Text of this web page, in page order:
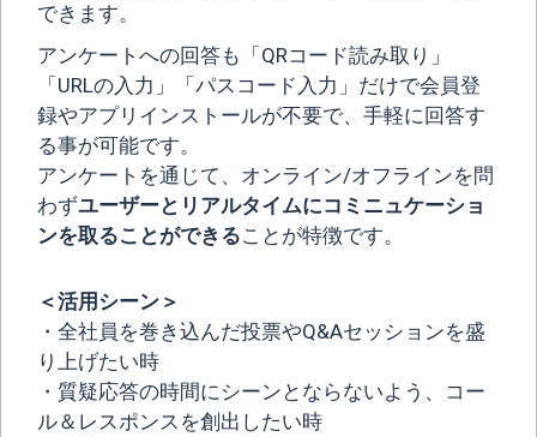
できます。
アンケートへの回答も「QRコード読み取り」
「URLの入力」「パスコード入力」だけで会員登
録やアプリインストールが不要で、手軽に回答す
る事が可能です。
アンケートを通じて、オンライン/オフラインを問
わずユーザーとリアルタイムにコミニュケーショ
ンを取ることができることが特徴です。
＜活用シーン＞
・全社員を巻き込んだ投票やQ&Aセッションを盛
り上げたい時
・質疑応答の時間にシーンとならないよう、コー
ル＆レスポンスを創出したい時